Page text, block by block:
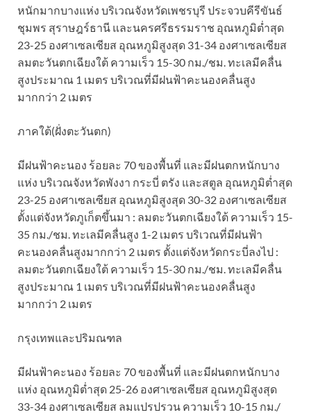
หนักมากบางแห่ง บริเวณจังหวัดเพชรบุรี ประจวบคีรีขันธ์
ชุมพร สุราษฎร์ธานี และนครศรีธรรมราช อุณหภูมิต่ำสุด
23-25 องศาเซลเซียส อุณหภูมิสูงสุด 31-34 องศาเซลเซียส
ลมตะวันตกเฉียงใต้ ความเร็ว 15-30 กม./ชม. ทะเลมีคลื่น
สูงประมาณ 1 เมตร บริเวณที่มีฝนฟ้าคะนองคลื่นสูง
มากกว่า 2 เมตร
ภาคใต้(ฝั่งตะวันตก)
มีฝนฟ้าคะนอง ร้อยละ 70 ของพื้นที่ และมีฝนตกหนักบาง
แห่ง บริเวณจังหวัดพังงา กระบี่ ตรัง และสตูล อุณหภูมิต่ำสุด
23-25 องศาเซลเซียส อุณหภูมิสูงสุด 30-32 องศาเซลเซียส
ตั้งแต่จังหวัดภูเก็ตขึ้นมา : ลมตะวันตกเฉียงใต้ ความเร็ว 15-
35 กม./ชม. ทะเลมีคลื่นสูง 1-2 เมตร บริเวณที่มีฝนฟ้า
คะนองคลื่นสูงมากกว่า 2 เมตร ตั้งแต่จังหวัดกระบี่ลงไป :
ลมตะวันตกเฉียงใต้ ความเร็ว 15-30 กม./ชม. ทะเลมีคลื่น
สูงประมาณ 1 เมตร บริเวณที่มีฝนฟ้าคะนองคลื่นสูง
มากกว่า 2 เมตร
กรุงเทพและปริมณฑล
มีฝนฟ้าคะนอง ร้อยละ 70 ของพื้นที่ และมีฝนตกหนักบาง
แห่ง อุณหภูมิต่ำสุด 25-26 องศาเซลเซียส อุณหภูมิสูงสุด
33-34 องศาเซลเซียส ลมแปรปรวน ความเร็ว 10-15 กม./